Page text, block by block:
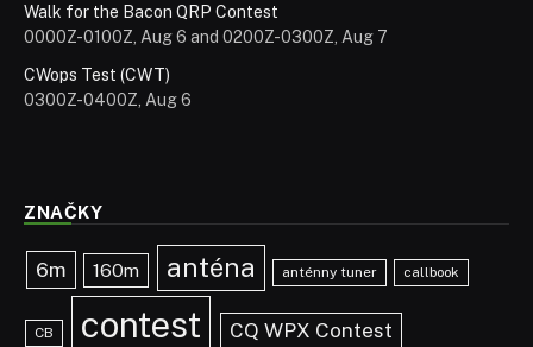
Walk for the Bacon QRP Contest
0000Z-0100Z, Aug 6 and 0200Z-0300Z, Aug 7
CWops Test (CWT)
0300Z-0400Z, Aug 6
ZNAČKY
6m 160m anténa anténny tuner callbook
CB contest CQ WPX Contest